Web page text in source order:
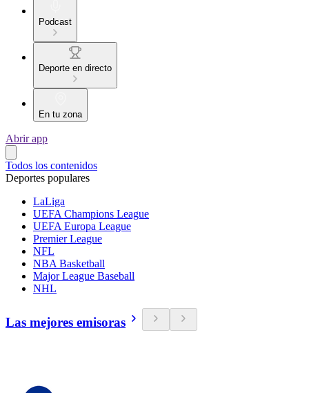
Podcast
Deporte en directo
En tu zona
Abrir app
Todos los contenidos
Deportes populares
LaLiga
UEFA Champions League
UEFA Europa League
Premier League
NFL
NBA Basketball
Major League Baseball
NHL
Las mejores emisoras